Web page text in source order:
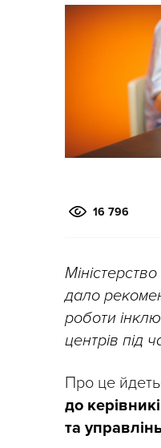
16 796
дало
роботи
центрів під
Про це
до
та